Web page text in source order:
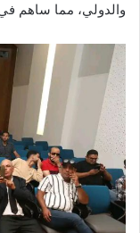
والدولي، مما ساهم